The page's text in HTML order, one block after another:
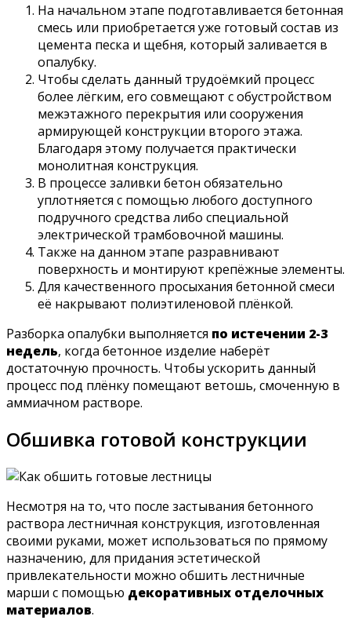
На начальном этапе подготавливается бетонная
смесь или приобретается уже готовый состав из
цемента песка и щебня, который заливается в
опалубку.
Чтобы сделать данный трудоёмкий процесс
более лёгким, его совмещают с обустройством
межэтажного перекрытия или сооружения
армирующей конструкции второго этажа.
Благодаря этому получается практически
монолитная конструкция.
В процессе заливки бетон обязательно
уплотняется с помощью любого доступного
подручного средства либо специальной
электрической трамбовочной машины.
Также на данном этапе разравнивают
поверхность и монтируют крепёжные элементы.
Для качественного просыхания бетонной смеси
её накрывают полиэтиленовой плёнкой.
Разборка опалубки выполняется по истечении 2-3
недель, когда бетонное изделие наберёт
достаточную прочность. Чтобы ускорить данный
процесс под плёнку помещают ветошь, смоченную в
аммиачном растворе.
Обшивка готовой конструкции
Несмотря на то, что после застывания бетонного
раствора лестничная конструкция, изготовленная
своими руками, может использоваться по прямому
назначению, для придания эстетической
привлекательности можно обшить лестничные
марши с помощью декоративных отделочных
материалов.